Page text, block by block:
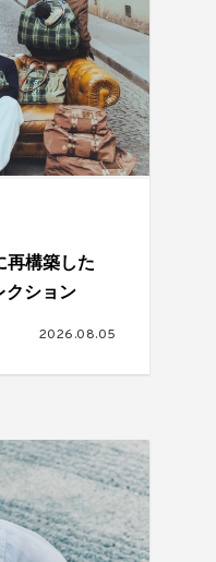
再構築した
クション
2026.08.05